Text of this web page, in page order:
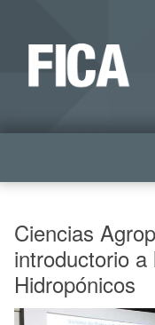
Ciencias
introductorio
Hidropónicos